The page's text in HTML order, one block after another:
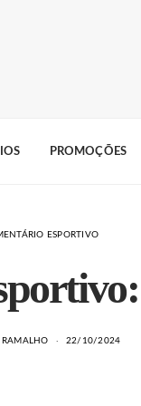
PROMOÇÕES
ESPORTIVO
22/10/2024